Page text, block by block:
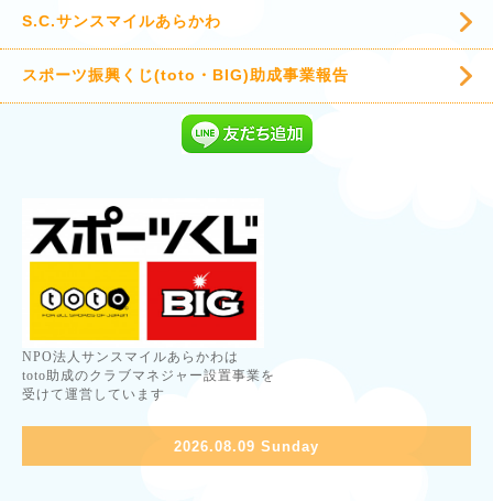
S.C.サンスマイルあらかわ
スポーツ振興くじ(toto・BIG)助成事業報告
NPO法人サンスマイルあらかわは
toto助成のクラブマネジャー設置事業を
受けて運営しています
2026.08.09 Sunday